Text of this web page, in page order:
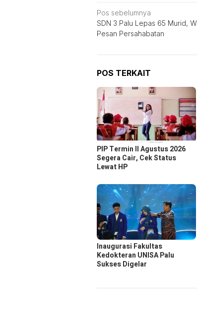
Navigasi
pos
Pos sebelumnya
SDN 3 Palu Lepas 65 Murid,
Pesan Persahabatan
POS TERKAIT
PIP Termin II Agustus 2026
Segera Cair, Cek Status
Lewat HP
Inaugurasi Fakultas
Kedokteran UNISA Palu
Sukses Digelar